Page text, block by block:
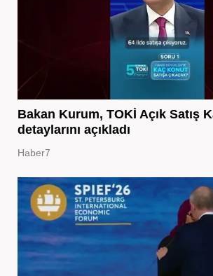
Bakan Kurum, TOKİ Açık Satış
detaylarını açıkladı
Haber7